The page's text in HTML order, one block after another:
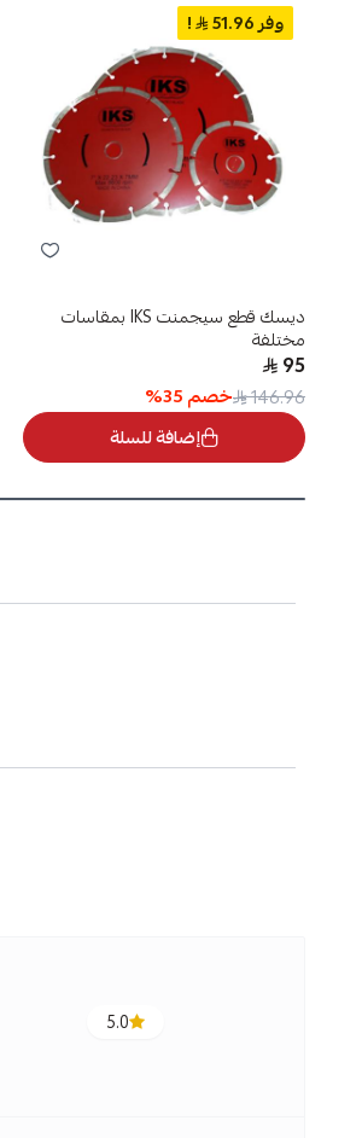
وفر 51.96 !
ديسك قطع سيجمنت IKS بمقاسات
مختلفة
95
146.96 خصم35
%
إضافة للسلة
5.0